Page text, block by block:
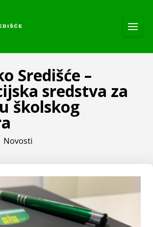
Središće –
sredstva za
školskog
Novosti